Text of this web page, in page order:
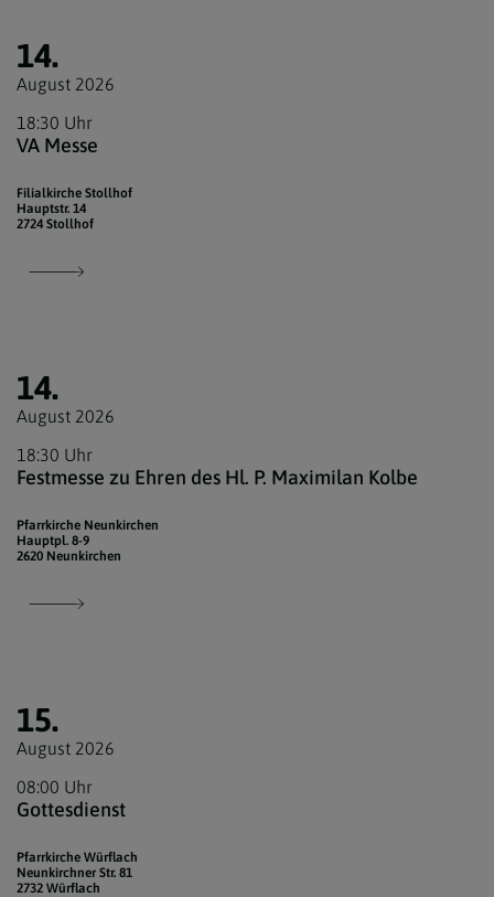
14.
August 2026
18:30 Uhr
VA Messe
Filialkirche Stollhof
Hauptstr. 14
2724 Stollhof
14.
August 2026
18:30 Uhr
Festmesse zu Ehren des Hl. P. Maximilan Kolbe
Pfarrkirche Neunkirchen
Hauptpl. 8-9
2620 Neunkirchen
15.
August 2026
08:00 Uhr
Gottesdienst
Pfarrkirche Würflach
Neunkirchner Str. 81
2732 Würflach